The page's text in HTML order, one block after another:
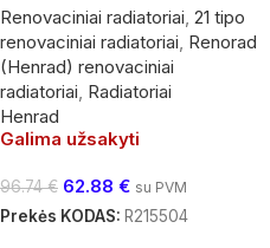
Renovaciniai radiatoriai, 21 tipo
renovaciniai radiatoriai, Renorad
(Henrad) renovaciniai
radiatoriai, Radiatoriai
Henrad
Galima užsakyti
96.74€ 62.88 € su PVM
Prekės KODAS: R215504